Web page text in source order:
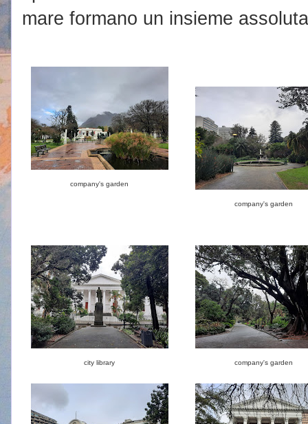
mare formano un insieme
company's garden
company's garden
city library company's garden